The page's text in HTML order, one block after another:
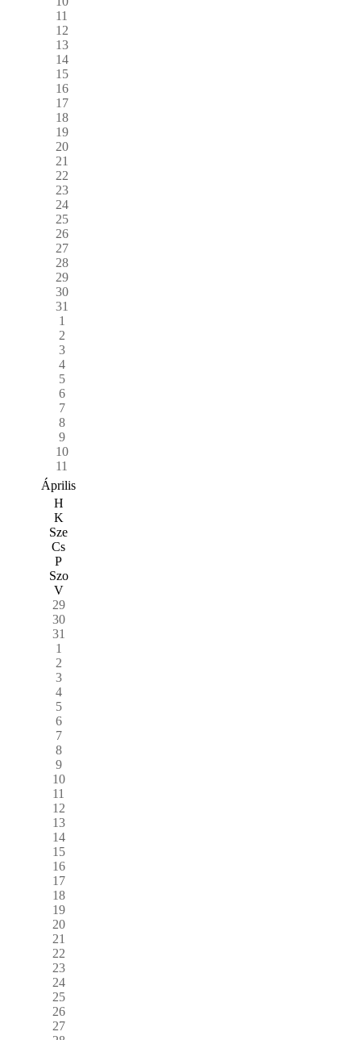
11
12
13
14
15
16
17
18
19
20
21
22
23
24
25
26
27
28
29
30
31
1
2
3
4
5
6
7
8
9
10
11
Április
H
K
Sze
Cs
P
Szo
V
29
30
31
1
2
3
4
5
6
7
8
9
10
11
12
13
14
15
16
17
18
19
20
21
22
23
24
25
26
27